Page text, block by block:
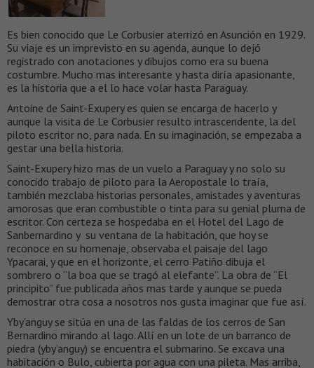
Es bien conocido que Le Corbusier aterrizó en Asunción en 1929.
Su viaje es un imprevisto en su agenda, aunque lo dejó
registrado con anotaciones y dibujos como era su buena
costumbre. Mucho mas interesante y hasta diría apasionante,
es la historia que a el lo hace volar hasta Paraguay.
Antoine de Saint-Exupery es quien se encarga de hacerlo y
aunque la visita de Le Corbusier resulto intrascendente, la del
piloto escritor no, para nada. En su imaginación, se empezaba a
gestar una bella historia.
Saint-Exupery hizo mas de un vuelo a Paraguay y no solo su
conocido trabajo de piloto para la Aeropostale lo traía,
también mezclaba historias personales, amistades y aventuras
amorosas que eran combustible o tinta para su genial pluma de
escritor. Con certeza se hospedaba en el Hotel del Lago de
Sanbernardino y su ventana de la habitación, que hoy se
reconoce en su homenaje, observaba el paisaje del lago
Ypacarai, y que en el horizonte, el cerro Patiño dibuja el
sombrero o “la boa que se tragó al elefante”. La obra de “El
principito” fue publicada años mas tarde y aunque se pueda
demostrar otra cosa a nosotros nos gusta imaginar que fue así.
Yby’anguy se sitúa en una de las faldas de los cerros de San
Bernardino mirando al lago. Allí en un lote de un barranco de
piedra (yby’anguy) se encuentra el submarino. Se excava una
habitación o Bulo, cubierta por agua con una pileta. Mas arriba,